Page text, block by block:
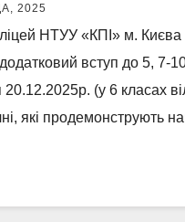
2025
ліцей НТУУ «КПІ» м.
вступ до 5, 7-
20.12.2025р. (у 6 класах
які продемонструють